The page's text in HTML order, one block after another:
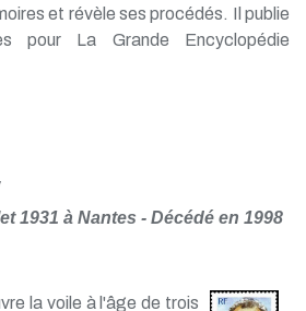
et révèle ses procédés. Il publie
pour La Grande Encyclopédie
1931 à Nantes - Décédé en 1998
la voile à l'âge de trois